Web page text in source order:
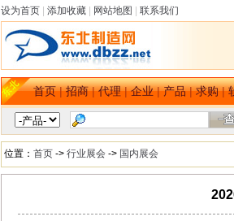
设为首页 添加收藏 网站地图 联系我们
首页|招商|代理|企业|产品|求购|
位置： 首页 -> 行业展会 -> 国内展会